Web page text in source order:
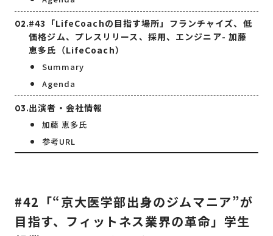
#43「LifeCoachの目指す場所」フランチャイズ、低
価格ジム、プレスリリース、採用、エンジニア- 加藤
恵多氏（LifeCoach）
Summary
Agenda
出演者・会社情報
加藤 恵多氏
参考URL
#42「“京大医学部出身のジムマニア”が
目指す、フィットネス業界の革命」学生